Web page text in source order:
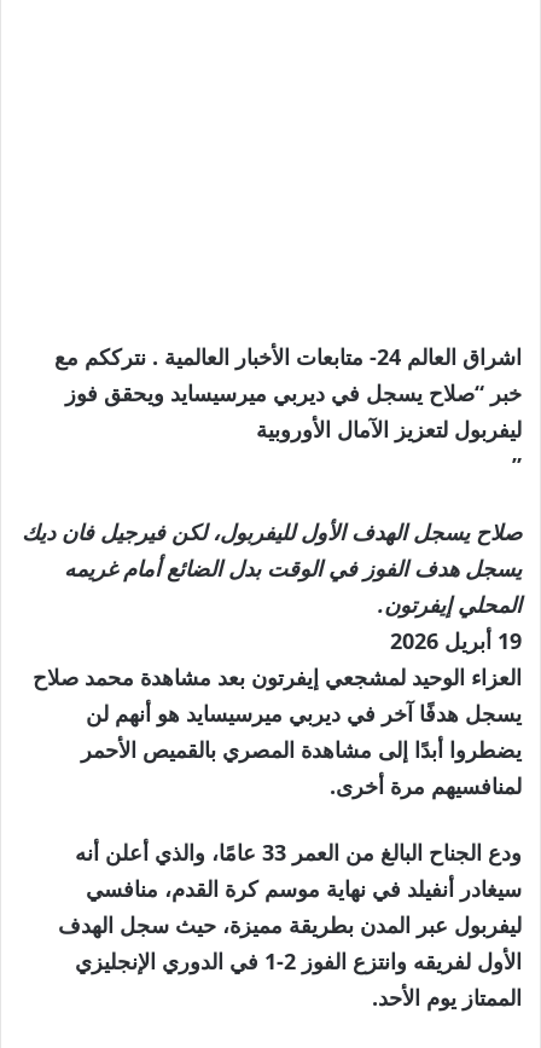
اشراق العالم 24- متابعات الأخبار العالمية . نترككم مع
خبر “صلاح يسجل في ديربي ميرسيسايد ويحقق فوز
ليفربول لتعزيز الآمال الأوروبية
”
صلاح يسجل الهدف الأول لليفربول، لكن فيرجيل فان ديك
يسجل هدف الفوز في الوقت بدل الضائع أمام غريمه
المحلي إيفرتون.
تم
النشر
بتاريخ
19
أبريل
19 أبريل 2026
العزاء الوحيد لمشجعي إيفرتون بعد مشاهدة محمد صلاح
يسجل هدفًا آخر في ديربي ميرسيسايد هو أنهم لن
يضطروا أبدًا إلى مشاهدة المصري بالقميص الأحمر
لمنافسيهم مرة أخرى.
ودع الجناح البالغ من العمر 33 عامًا، والذي أعلن أنه
سيغادر أنفيلد في نهاية موسم كرة القدم، منافسي
ليفربول عبر المدن بطريقة مميزة، حيث سجل الهدف
الأول لفريقه وانتزع الفوز 2-1 في الدوري الإنجليزي
الممتاز يوم الأحد.